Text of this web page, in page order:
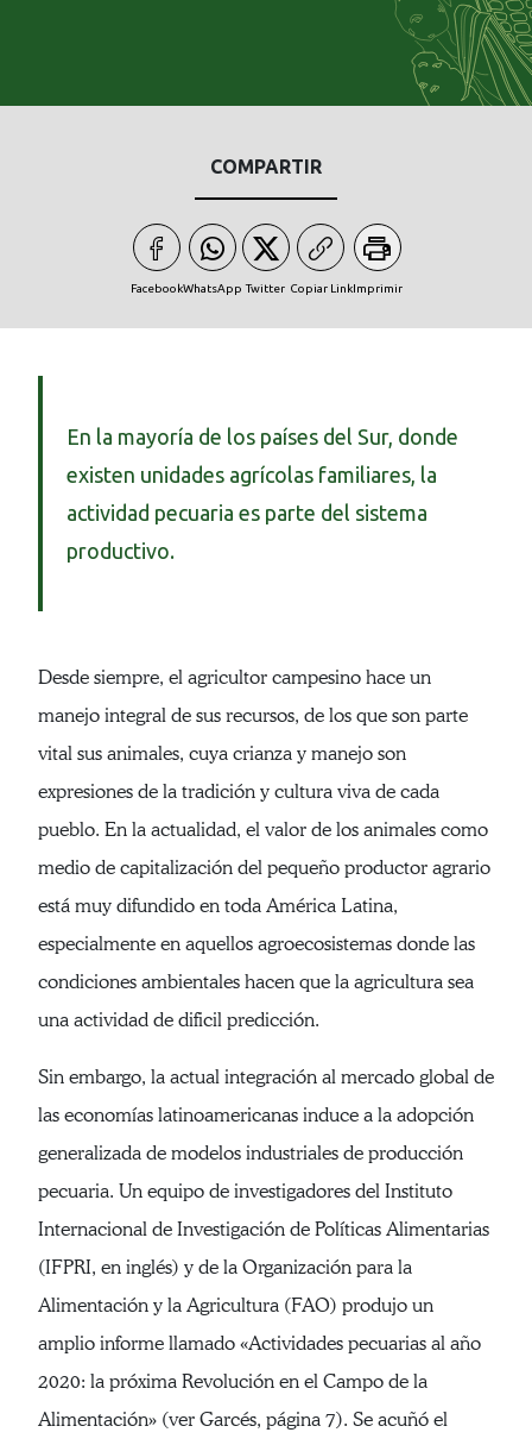
COMPARTIR
FacebookWhatsApp Twitter Copiar LinkImprimir
En la mayoría de los países del Sur, donde
existen unidades agrícolas familiares, la
actividad pecuaria es parte del sistema
productivo.
Desde siempre, el agricultor campesino hace un
manejo integral de sus recursos, de los que son parte
vital sus animales, cuya crianza y manejo son
expresiones de la tradición y cultura viva de cada
pueblo. En la actualidad, el valor de los animales como
medio de capitalización del pequeño productor agrario
está muy difundido en toda América Latina,
especialmente en aquellos agroecosistemas donde las
condiciones ambientales hacen que la agricultura sea
una actividad de dificil predicción.
Sin embargo, la actual integración al mercado global de
las economías latinoamericanas induce a la adopción
generalizada de modelos industriales de producción
pecuaria. Un equipo de investigadores del Instituto
Internacional de Investigación de Políticas Alimentarias
(IFPRI, en inglés) y de la Organización para la
Alimentación y la Agricultura (FAO) produjo un
amplio informe llamado «Actividades pecuarias al año
2020: la próxima Revolución en el Campo de la
Alimentación» (ver Garcés, página 7). Se acuñó el